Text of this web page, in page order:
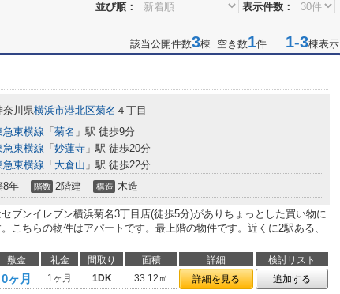
並び順： 表示件数：
該当公開件数3棟 空き数1件 1-3棟表示
奈川県横浜市港北区菊名 ４丁目
急東横線 「 菊名 」駅 徒歩9分
急東横線 「 妙蓮寺 」駅 徒歩20分
急東横線 「 大倉山 」駅 徒歩22分
8年 階数 2階建 構造 木造
ブンイレブン横浜菊名3丁目店(徒歩5分)がありちょっとした買い物に
こちらの物件はアパートです。最上階の物件です。近くに2駅ある、
敷金 礼金 間取り 面積 詳細
検討リスト
0ヶ月 1ヶ月 1DK 33.12㎡ 詳細を見る 追加する